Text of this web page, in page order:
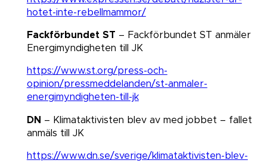
hotet-inte-rebellmammor/
Fackförbundet ST – Fackförbundet ST anmäler
Energimyndigheten till JK​​​​​​​
https://www.st.org/press-och-
opinion/pressmeddelanden/st-anmaler-
energimyndigheten-till-jk
DN – Klimataktivisten blev av med jobbet – fallet
anmäls till JK​​​​​​​
https://www.dn.se/sverige/klimataktivisten-blev-